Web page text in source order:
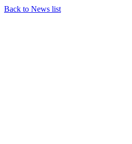
Back to News list